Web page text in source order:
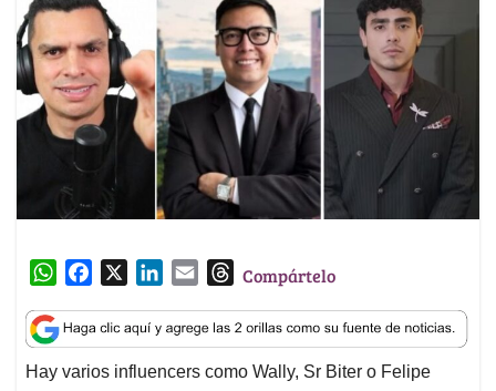
W
a
t
s
c
e
b
n
k
e
a
i
l
T
r
e
a
Compártelo
Hay varios influencers como Wally, Sr Biter o Felipe